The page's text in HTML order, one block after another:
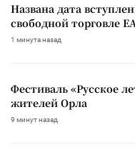
Названа дата
свободной торговле
1 минута назад
Фестиваль «Русское
жителей Орла
9 минут назад